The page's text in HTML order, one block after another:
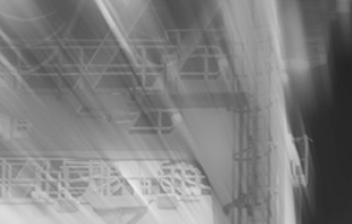
Purpose Marketing
Reputatie & crisis